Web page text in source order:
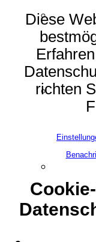
Diese
richten